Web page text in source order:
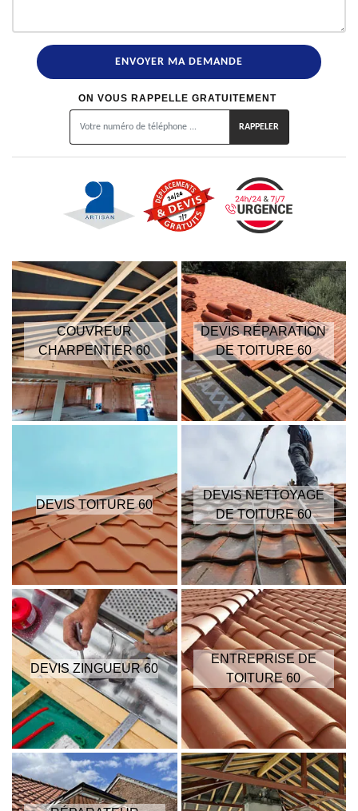
ON VOUS RAPPELLE GRATUITEMENT
COUVREUR
CHARPENTIER 60
DEVIS RÉPARATION
DE TOITURE 60
DEVIS TOITURE 60
DEVIS NETTOYAGE
DE TOITURE 60
DEVIS ZINGUEUR 60
ENTREPRISE DE
TOITURE 60